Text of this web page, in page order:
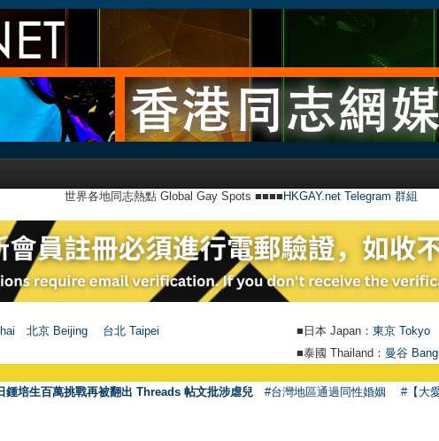
世界各地同志熱點 Global Gay Spots ■■■■ HKGAY.net Telegram 群組
北京 Beijing 台北 Taipei ■日本 Japan： 東京 Tokyo
■泰國 Thailand： 曼谷
培生百萬挑戰再被翻出 Threads 帖文批涉虐兒 #台灣地區通過同性婚姻
#【大